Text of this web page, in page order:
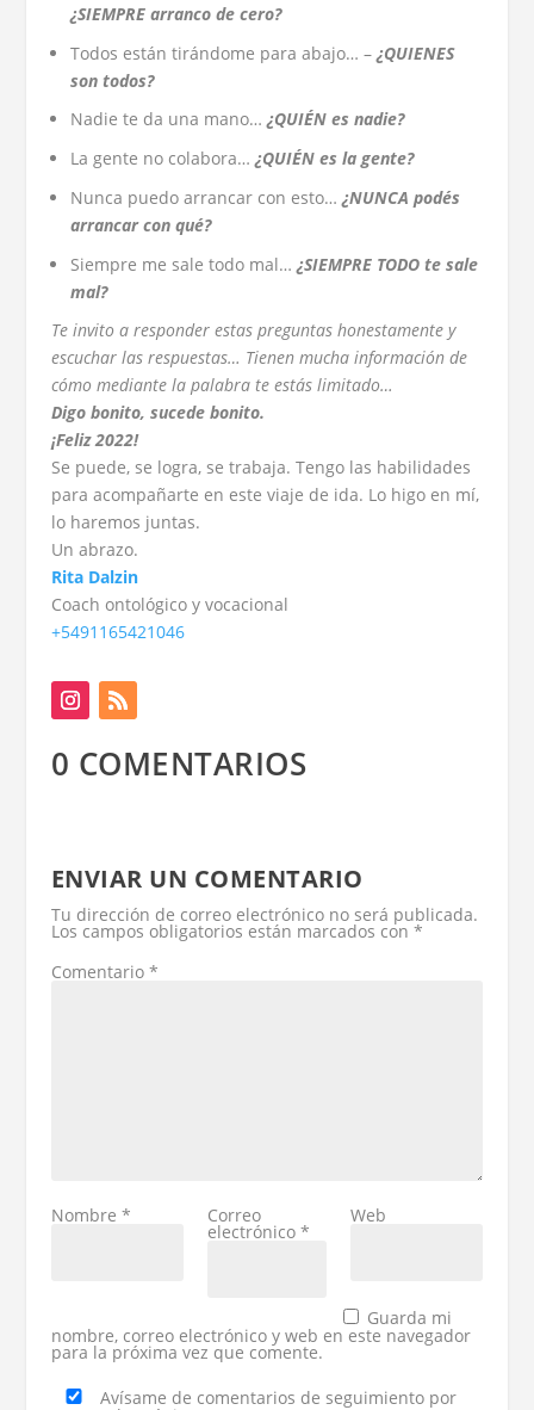
¿SIEMPRE arranco de cero?
Todos están tirándome para abajo… – ¿QUIENES
son todos?
Nadie te da una mano… ¿QUIÉN es nadie?
La gente no colabora… ¿QUIÉN es la gente?
Nunca puedo arrancar con esto… ¿NUNCA podés
arrancar con qué?
Siempre me sale todo mal… ¿SIEMPRE TODO te sale
mal?
Te invito a responder estas preguntas honestamente y
escuchar las respuestas… Tienen mucha información de
cómo mediante la palabra te estás limitado…
Digo bonito, sucede bonito.
¡Feliz 2022!
Se puede, se logra, se trabaja. Tengo las habilidades
para acompañarte en este viaje de ida. Lo higo en mí,
lo haremos juntas.
Un abrazo.
Rita Dalzin
Coach ontológico y vocacional
+5491165421046
0 COMENTARIOS
ENVIAR UN COMENTARIO
Tu dirección de correo electrónico no será publicada.
Los campos obligatorios están marcados con *
Comentario *
Nombre * Correo
electrónico *
Web
Guarda mi
nombre, correo electrónico y web en este navegador
para la próxima vez que comente.
Avísame de comentarios de seguimiento por